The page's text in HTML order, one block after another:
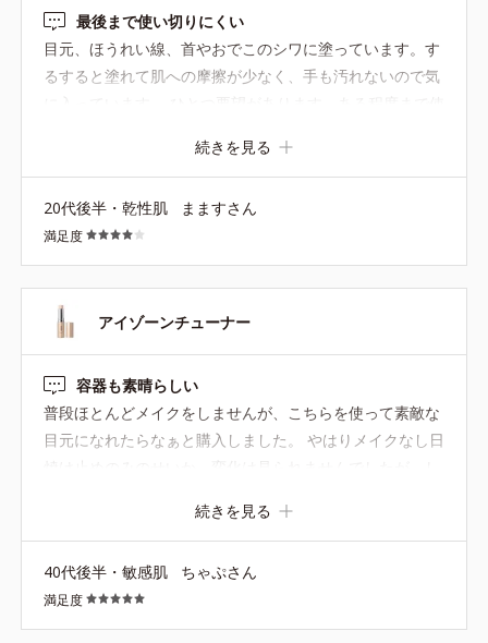
最後まで使い切りにくい
目元、ほうれい線、首やおでこのシワに塗っています。す
るすると塗れて肌への摩擦が少なく、手も汚れないので気
少し高めなので惜しく感じてスパチュラで削って使ってい
ます、、！もったいない！！！どうか工夫していただける
と嬉しいです。
続きを見る
20代後半・乾性肌 まますさん
満足度
アイゾーンチューナー
容器も素晴らしい
普段ほとんどメイクをしませんが、こちらを使って素敵な
目元になれたらなぁと購入しました。 やはりメイクなし日
焼け止めのみのせいか、変化は見られませんでしたが、し
より、色々塗って手が濡れていても、つるんっといかずに
り驚きと喜びを感じました！！他社製品のこういう容器
は、手が濡れていたり、ベタついていたりすると、つるん
っと滑って、キャップが取れてもどこかに飛んでいってし
続きを見る
40代後半・敏感肌 ちゃぷさん
満足度